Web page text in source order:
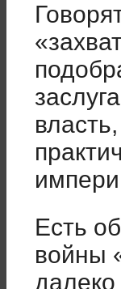
Есть
войны